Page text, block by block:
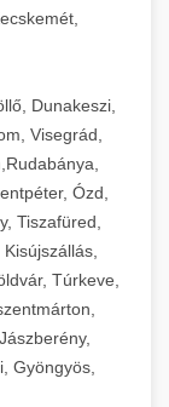
Dunakeszi,
Visegrád,
Ózd,
Tiszafüred,
Túrkeve,
Gyöngyös,